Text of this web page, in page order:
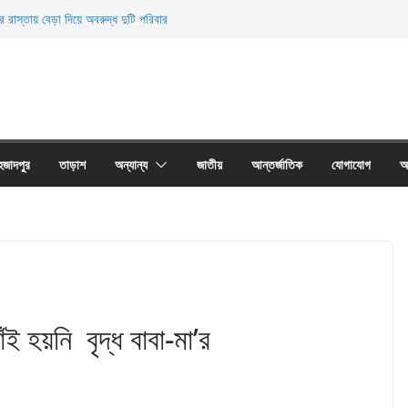
রাস্তায় বেড়া দিয়ে অবরুদ্ধ দুটি পরিবার
তাড়াশ অন্যান্য জাতীয় আন্তর্জাতিক যোগাযোগ
হয়নি বৃদ্ধ বাবা-মা’র